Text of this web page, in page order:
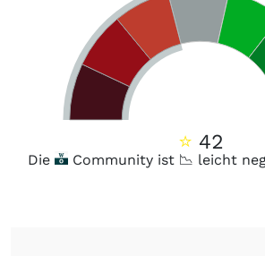
⭐ 42
Die Community ist 📉 leicht